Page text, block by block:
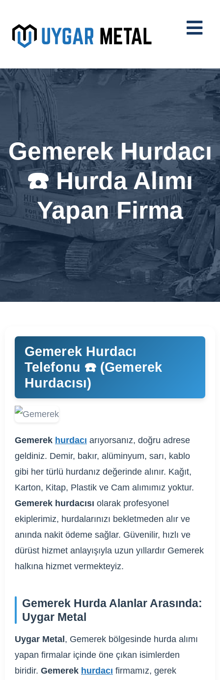
Gemerek Hurdacı
☎️ Hurda Alımı
Yapan Firma
Gemerek Hurdacı
Telefonu ☎️ (Gemerek
Hurdacısı)
Gemerek hurdacı arıyorsanız, doğru adrese
geldiniz. Demir, bakır, alüminyum, sarı, kablo
gibi her türlü hurdanız değerinde alınır. Kağıt,
Karton, Kitap, Plastik ve Cam alımımız yoktur.
Gemerek hurdacısı olarak profesyonel
ekiplerimiz, hurdalarınızı bekletmeden alır ve
anında nakit ödeme sağlar. Güvenilir, hızlı ve
dürüst hizmet anlayışıyla uzun yıllardır Gemerek
halkına hizmet vermekteyiz.
Gemerek Hurda Alanlar Arasında:
Uygar Metal
Uygar Metal , Gemerek bölgesinde hurda alımı
yapan firmalar içinde öne çıkan isimlerden
biridir. Gemerek hurdacı firmamız, gerek